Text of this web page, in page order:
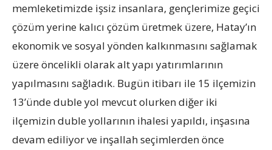
memleketimizde işsiz insanlara, gençlerimize geçici
çözüm yerine kalıcı çözüm üretmek üzere, Hatay’ın
ekonomik ve sosyal yönden kalkınmasını sağlamak
üzere öncelikli olarak alt yapı yatırımlarının
yapılmasını sağladık. Bugün itibarı ile 15 ilçemizin
13’ünde duble yol mevcut olurken diğer iki
ilçemizin duble yollarının ihalesi yapıldı, inşasına
devam ediliyor ve inşallah seçimlerden önce